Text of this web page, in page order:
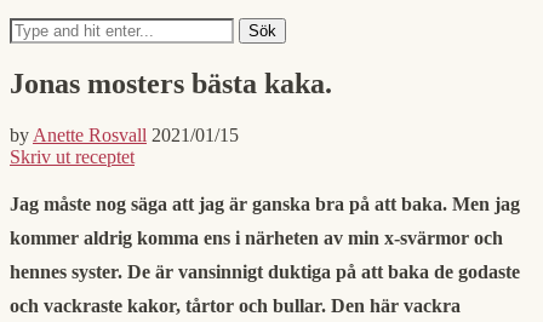
Sök
Jonas mosters bästa kaka.
by Anette Rosvall 2021/01/15
Skriv ut receptet
Jag måste nog säga att jag är ganska bra på att baka. Men jag
kommer aldrig komma ens i närheten av min x-svärmor och
hennes syster. De är vansinnigt duktiga på att baka de godaste
och vackraste kakor, tårtor och bullar. Den här vackra